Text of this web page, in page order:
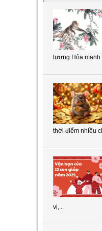
lượng Hỏa mạnh
thời điểm nhiều
vị,...